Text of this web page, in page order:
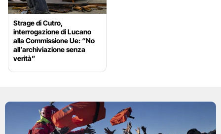
Strage di Cutro,
interrogazione di Lucano
alla Commissione Ue: “No
all’archiviazione senza
verità”